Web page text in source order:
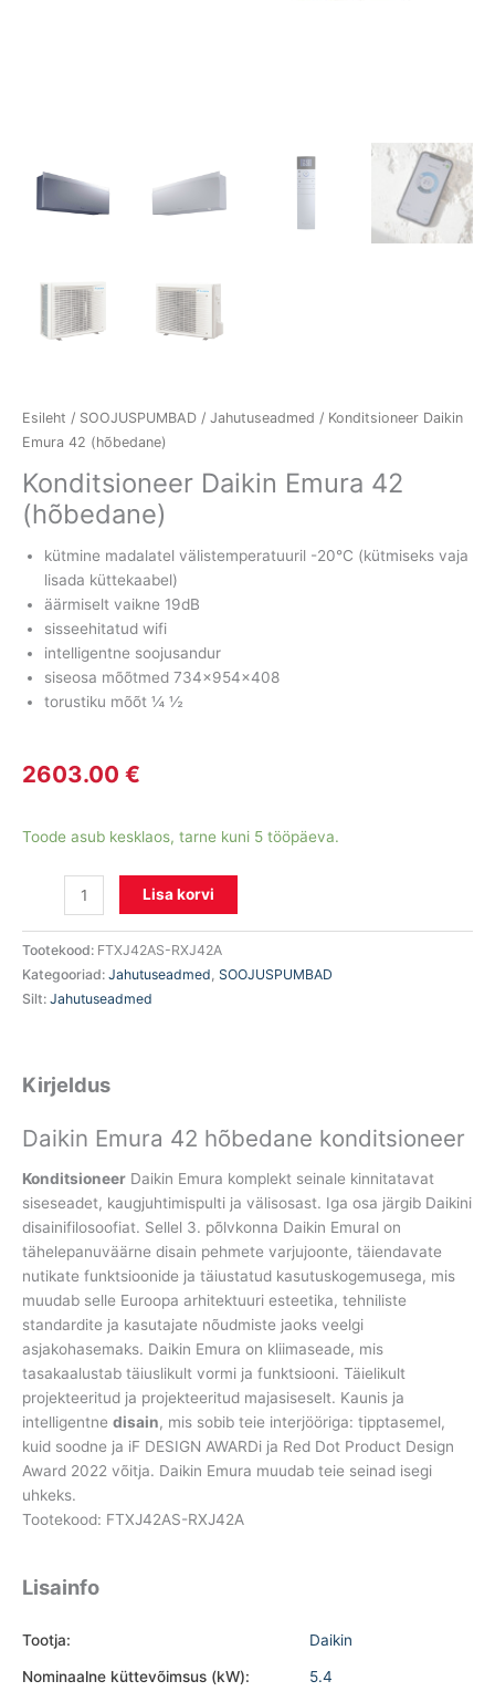
Esileht / SOOJUSPUMBAD / Jahutuseadmed / Konditsioneer Daikin
Emura 42 (hõbedane)
Konditsioneer Daikin Emura 42
(hõbedane)
kütmine madalatel välistemperatuuril -20°C (kütmiseks vaja
lisada küttekaabel)
äärmiselt vaikne 19dB
sisseehitatud wifi
intelligentne soojusandur
siseosa mõõtmed 734x954x408
torustiku mõõt ¼ ½
2603.00 €
Toode asub kesklaos, tarne kuni 5 tööpäeva.
Lisa korvi
Tootekood: FTXJ42AS-RXJ42A
Kategooriad: Jahutuseadmed SOOJUSPUMBAD
Silt: Jahutuseadmed
Kirjeldus
Daikin Emura 42 hõbedane konditsioneer
Konditsioneer Daikin Emura komplekt seinale kinnitatavat
siseseadet, kaugjuhtimispulti ja välisosast. Iga osa järgib Daikini
disainifilosoofiat. Sellel 3. põlvkonna Daikin Emural on
tähelepanuväärne disain pehmete varjujoonte, täiendavate
nutikate funktsioonide ja täiustatud kasutuskogemusega, mis
muudab selle Euroopa arhitektuuri esteetika, tehniliste
standardite ja kasutajate nõudmiste jaoks veelgi
asjakohasemaks. Daikin Emura on kliimaseade, mis
tasakaalustab täiuslikult vormi ja funktsiooni. Täielikult
projekteeritud ja projekteeritud majasiseselt. Kaunis ja
intelligentne disain, mis sobib teie interjööriga: tipptasemel,
kuid soodne ja iF DESIGN AWARDi ja Red Dot Product Design
Award 2022 võitja. Daikin Emura muudab teie seinad isegi
uhkeks.
Tootekood: FTXJ42AS-RXJ42A
Lisainfo
Tootja: Daikin
Nominaalne küttevõimsus (kW): 5.4